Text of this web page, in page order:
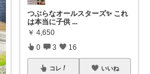
つぶらなオールスターズ✨ これ
は本当に子供 ...
￥ 4,650
0 3 16
コレ いいね